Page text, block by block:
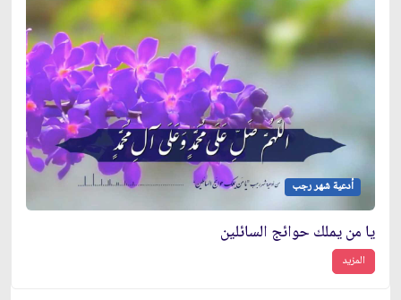
أدعية شهر رجب
يا من يملك حوائج السائلين
المزيد